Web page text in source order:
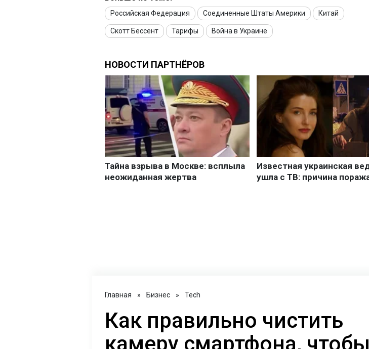
Российская Федерация Соединенные Штаты Америки Китай
Скотт Бессент Тарифы Война в Украине
Главная » Бизнес » Tech
Как правильно чистить
камеру смартфона, чтобы